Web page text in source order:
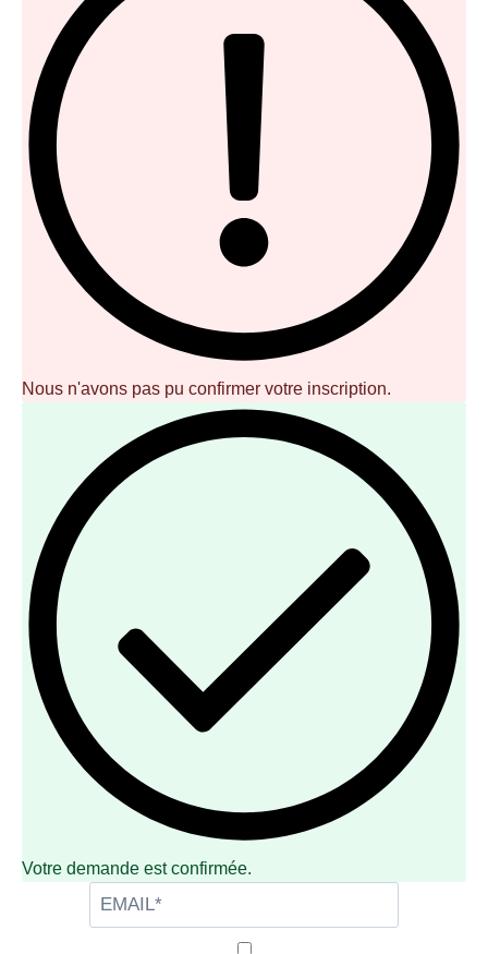
Nous n'avons pas pu confirmer votre inscription.
Votre demande est confirmée.